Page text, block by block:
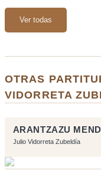
Ver todas
OTRAS
VIDORRETA
ARANTZAZU
Julio Vidorreta Zubeldía